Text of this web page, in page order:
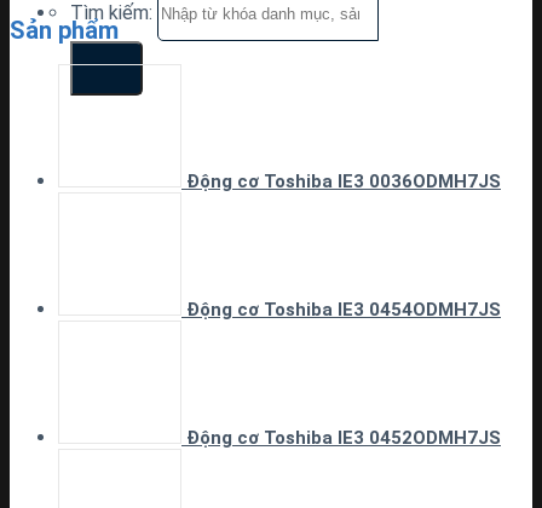
Tìm kiếm:
Sản phẩm
Động cơ Toshiba IE3 0036ODMH7JS
Động cơ Toshiba IE3 0454ODMH7JS
Động cơ Toshiba IE3 0452ODMH7JS